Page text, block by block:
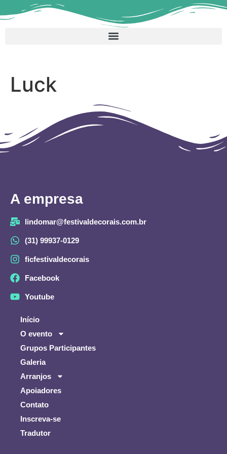
Luck
A empresa
lindomar@festivaldecorais.com.br
(31) 99937-0129
ficfestivaldecorais
Facebook
Youtube
Início
O evento
Grupos Participantes
Galeria
Arranjos
Apoiadores
Contato
Inscreva-se
Tradutor